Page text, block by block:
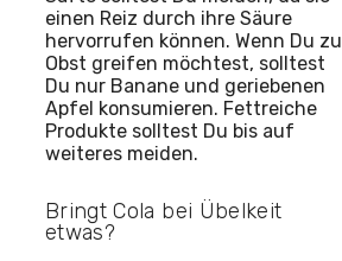
einen Reiz durch ihre Säure
hervorrufen können. Wenn Du zu
Obst greifen möchtest, solltest
Du nur Banane und geriebenen
Apfel konsumieren. Fettreiche
Produkte solltest Du bis auf
weiteres meiden.
Bringt Cola bei Übelkeit
etwas?